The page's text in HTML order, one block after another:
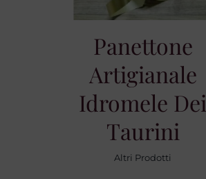
Panettone
Artigianale
Idromele Dei
Taurini
Altri Prodotti